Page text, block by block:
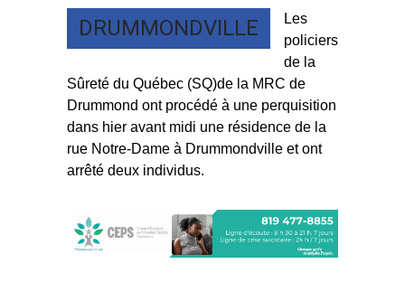
DRUMMONDVILLE
Les
policiers
de la
Sûreté du Québec (SQ)de la MRC de
Drummond ont procédé à une perquisition
dans hier avant midi une résidence de la
rue Notre-Dame à Drummondville et ont
arrêté deux individus.